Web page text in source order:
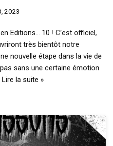
2023
Editions… 10 ! C’est officiel,
très bientôt notre
nouvelle étape dans la vie de
sans une certaine émotion
Lire la suite »